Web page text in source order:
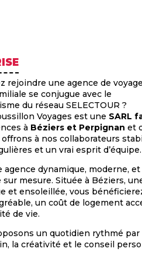
rejoindre une agence de
se conjugue avec le
du réseau SELECTOUR ?
Voyages est une SARL
à Béziers et Perpignan et
offrons à nos collaborateurs
et un vrai esprit d’équipe.
agence dynamique, moderne,
sur mesure. Située à Béziers,
et ensoleillée, vous
un coût de logement
de vie.
un quotidien rythmé par
la créativité et le conseil